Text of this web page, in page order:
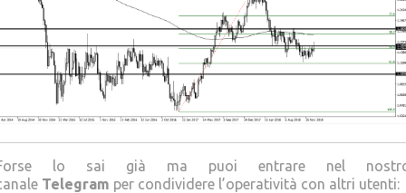
lo sai già ma puoi entrare nel
Telegram per condividere l’operatività con altri utenti: